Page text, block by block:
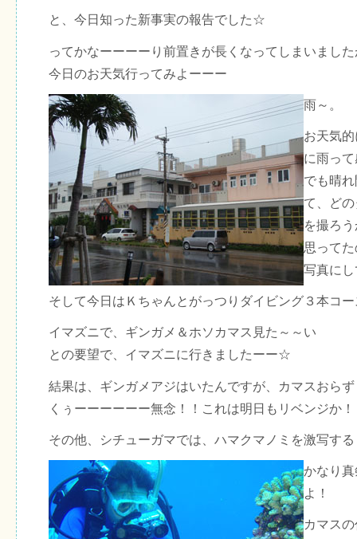
と、今日知った新事実の報告でした☆
ってかなーーーーり前置きが長くなってしまいました
今日のお天気行ってみよーーー
雨～。
お天気
に雨っ
でも晴
て、ど
を撮ろ
思って
写真に
そして今日はＫちゃんとがっつりダイビング３本コ
イマズニで、ギンガメ＆ホソカマス見た～～い
との要望で、イマズニに行きましたーー☆
結果は、ギンガメアジはいたんですが、カマスおら
くぅーーーーーー無念！！これは明日もリベンジか！
その他、シチューガマでは、ハマクマノミを激写す
かなり
よ！
カマス